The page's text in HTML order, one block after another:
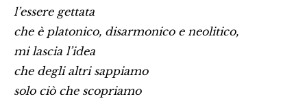
l’essere gettata
che è platonico, disarmonico e neolitico,
mi lascia l’idea
che degli altri sappiamo
solo ciò che scopriamo